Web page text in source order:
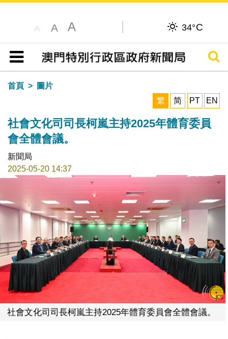
A A A 34°C
目錄
搜尋
首頁
圖片
繁
简 PT EN
社會文化司司長柯嵐主持2025年體育委員
會全體會議。
新聞局
2025-05-20 14:37
社會文化司司長柯嵐主持2025年體育委員會全體會議。